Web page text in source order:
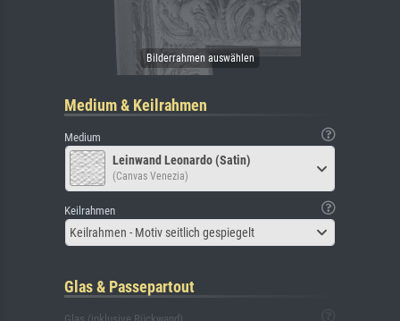
Medium & Keilrahmen
Medium
Leinwand Leonardo (Satin)
(Canvas Venezia)
Keilrahmen
Keilrahmen - Motiv seitlich gespiegelt
Glas & Passepartout